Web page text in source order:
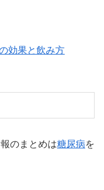
効果と飲み方
のまとめは糖尿病を